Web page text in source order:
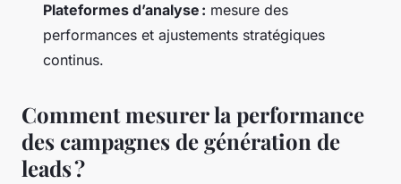
Plateformes d’analyse : mesure des
performances et ajustements stratégiques
continus.
Comment mesurer la performance
des campagnes de génération de
leads ?